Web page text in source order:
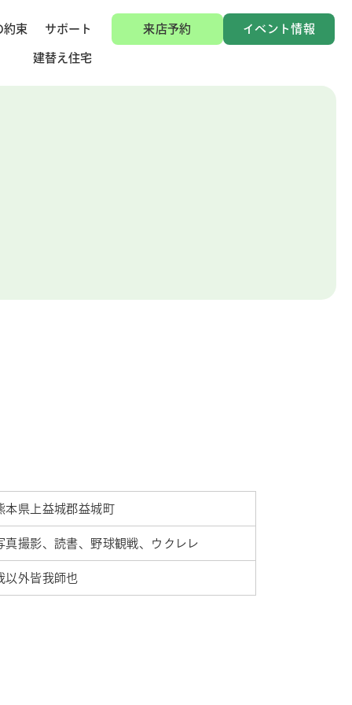
約束 サポート
建替え住宅
来店予約 イベント情報
本県上益城郡益城町
真撮影、読書、野球観戦、ウクレレ
以外皆我師也